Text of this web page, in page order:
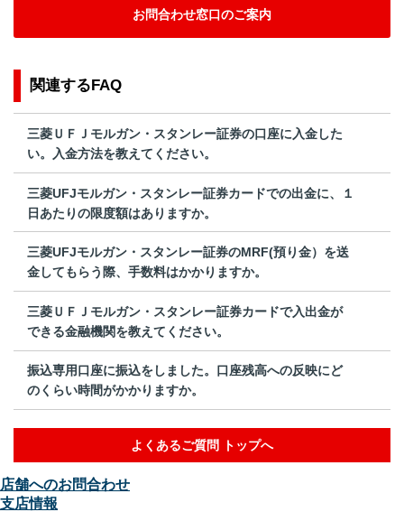
お問合わせ窓口のご案内
関連するFAQ
三菱ＵＦＪモルガン・スタンレー証券の口座に入金した
い。入金方法を教えてください。
三菱UFJモルガン・スタンレー証券カードでの出金に、１
日あたりの限度額はありますか。
三菱UFJモルガン・スタンレー証券のMRF(預り金）を送
金してもらう際、手数料はかかりますか。
三菱ＵＦＪモルガン・スタンレー証券カードで入出金が
できる金融機関を教えてください。
振込専用口座に振込をしました。口座残高への反映にど
のくらい時間がかかりますか。
よくあるご質問 トップへ
店舗へのお問合わせ
支店情報